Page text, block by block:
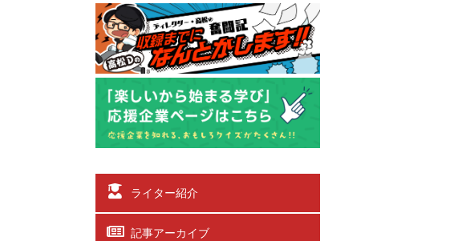
ライター紹介
記事アーカイブ